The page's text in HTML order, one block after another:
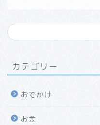
カテゴリー
おでかけ
お金